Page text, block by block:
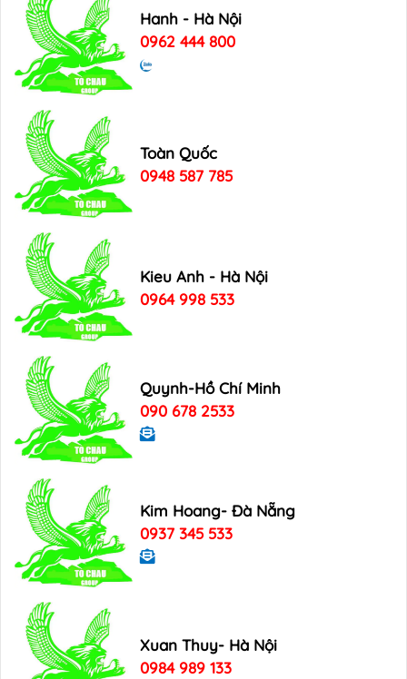
Hanh - Hà Nội
0962 444 800
Toàn Quốc
0948 587 785
Kieu Anh - Hà Nội
0964 998 533
Quynh-Hồ Chí Minh
090 678 2533
Kim Hoang- Đà Nẵng
0937 345 533
Xuan Thuy- Hà Nội
0984 989 133